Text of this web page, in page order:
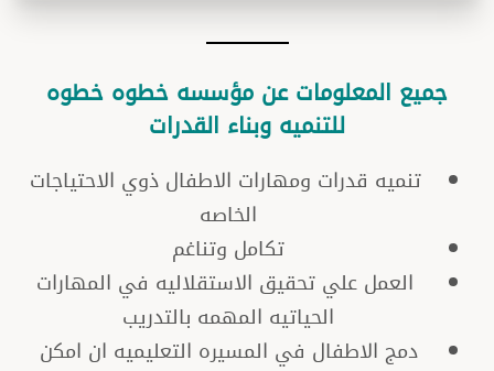
جميع المعلومات عن مؤسسه خطوه خطوه
للتنميه وبناء القدرات
تنميه قدرات ومهارات الاطفال ذوي الاحتياجات
الخاصه
تكامل وتناغم
العمل علي تحقيق الاستقلاليه في المهارات
الحياتيه المهمه بالتدريب
دمج الاطفال في المسيره التعليميه ان امكن